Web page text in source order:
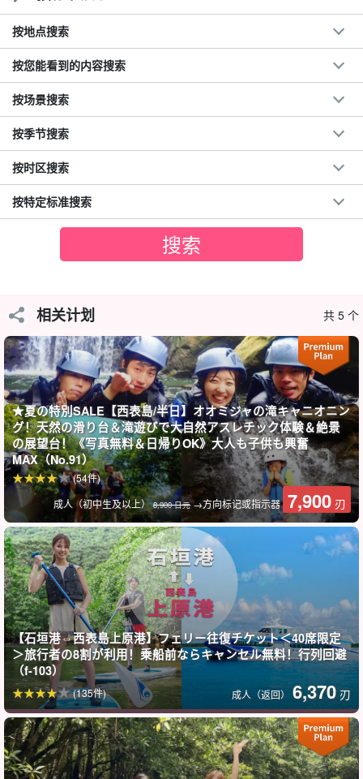
峡谷漂流就是所谓的 "河上漂流"，利用整个身体沿着溪流顺流而
下。
穿上救生衣、头盔和其他安全装备后，就可以开始漂流了！跳入瀑
布本身就是一种美妙的感觉。让我们在西表岛的大自然中尽情享受
由布岛旅游
从西表岛乘坐海上水牛车 15 分钟即可到达由布岛。
水牛车上可爱的水牛拉着你，让你悠闲地享受宁静的海岛时光☆。
按地点搜索
按您能看到的内容搜索
按场景搜索
按季节搜索
按时区搜索
按特定标准搜索
相关计划 共 5 个
★夏の特別SALE【西表島/半日】オオミジャの滝キャニオニン
グ！天然の滑り台＆滝遊びで大自然アスレチック体験＆絶景
の展望台！《写真無料＆日帰りOK》大人も子供も興奮
MAX（No.91）
成人（初中生及以上）8,900 日元→方向标记或指示器 7,900 刃
(54件)
【石垣港⇔西表島上原港】フェリー往復チケット＜40席限定
＞旅行者の8割が利用！乗船前ならキャンセル無料！行列回避
（f-103）
成人（返回） 6,370 刃
(135件)